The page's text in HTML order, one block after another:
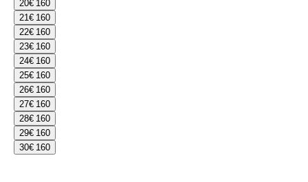
20€ 160
21€ 160
22€ 160
23€ 160
24€ 160
25€ 160
26€ 160
27€ 160
28€ 160
29€ 160
30€ 160